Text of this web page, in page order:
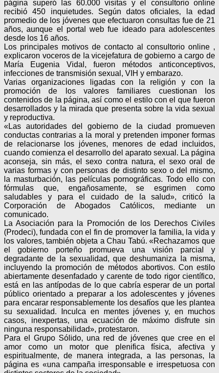
página superó las 60.000 visitas y el consultorio online
recibió 450 inquietudes. Según datos oficiales, la edad
promedio de los jóvenes que efectuaron consultas fue de 21
años, aunque el portal web fue ideado para adolescentes
desde los 16 años.
Los principales motivos de contacto al consultorio online ,
explicaron voceros de la vicejefatura de gobierno a cargo de
María Eugenia Vidal, fueron métodos anticonceptivos,
infecciones de transmisión sexual, VIH y embarazo.
Varias organizaciones ligadas con la religión y con la
promoción de los valores familiares cuestionan los
contenidos de la página, así como el estilo con el que fueron
desarrollados y la mirada que presenta sobre la vida sexual
y reproductiva.
«Las autoridades del gobierno de la ciudad promueven
conductas contrarias a la moral y pretenden imponer formas
de relacionarse los jóvenes, menores de edad incluidos,
cuando comienza el desarrollo del aparato sexual. La página
aconseja, sin más, el sexo contra natura, el sexo oral de
varias formas y con personas de distinto sexo o del mismo,
la masturbación, las películas pornográficas. Todo ello con
fórmulas que, engañosamente, se esgrimen como
saludables y para el cuidado de la salud», criticó la
Corporación de Abogados Católicos, mediante un
comunicado.
La Asociación para la Promoción de los Derechos Civiles
(Prodeci), fundada con el fin de promover la familia, la vida y
los valores, también objeta a Chau Tabú. «Rechazamos que
el gobierno porteño promueva una visión parcial y
degradante de la sexualidad, que deshumaniza la misma,
incluyendo la promoción de métodos abortivos. Con estilo
abiertamente desenfadado y carente de todo rigor científico,
está en las antípodas de lo que cabría esperar de un portal
público orientado a preparar a los adolescentes y jóvenes
para encarar responsablemente los desafíos que les plantea
su sexualidad. Inculca en mentes jóvenes y, en muchos
casos, inexpertas, una ecuación de máximo disfrute sin
ninguna responsabilidad», protestaron.
Para el Grupo Sólido, una red de jóvenes que cree en el
amor como un motor que plenifica física, afectiva y
espiritualmente, de manera integrada, a las personas, la
página es «una campaña irresponsable e irrespetuosa con